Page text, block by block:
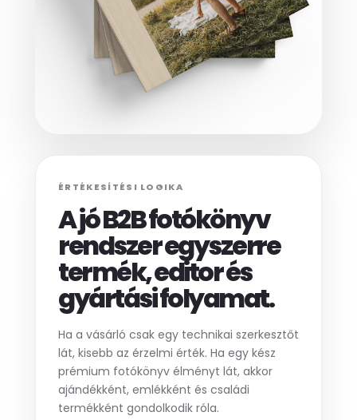
ÉRTÉKESÍTÉSI LOGIKA
A jó B2B fotókönyv
rendszer egyszerre
termék, editor és
gyártási folyamat.
Ha a vásárló csak egy technikai szerkesztőt
lát, kisebb az érzelmi érték. Ha egy kész
prémium fotókönyv élményt lát, akkor
ajándékként, emlékként és családi
termékként gondolkodik róla.